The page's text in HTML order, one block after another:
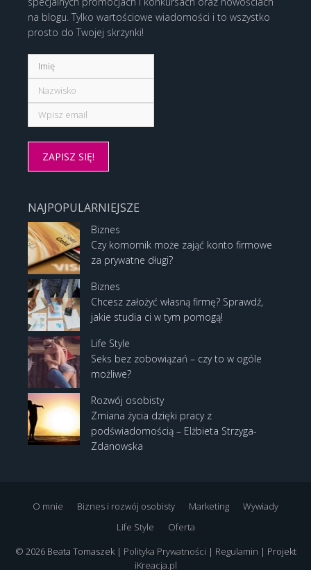
na blogu. Tylko wartościowe wiadomości i to wszystko
prosto do Twojej skrzynki!
NAJPOPULARNIEJSZE
Biznes
Czy komornik może zająć konto firmowe
za prywatne długi?
Biznes
Chcesz założyć własną firmę? Sprawdź,
jakie studia ci w tym pomogą!
Life Style
Seks bez zobowiązań – czy to w ogóle
możliwe?
Rozwój osobisty
Zmiana życia dzięki pracy z
podświadomością – Elżbieta Strzyga-
Zdanowska
O mnie Biznes i rozwój osobisty Marketing
Wywiady
Life Style
Oferta
© 2026 Beata Tomaszek | Polityka Prywatności | Regulamin | Projekt
iKreacja.pl